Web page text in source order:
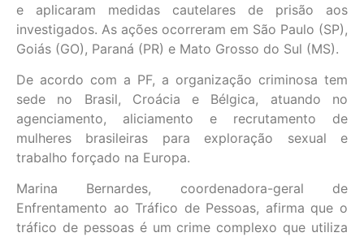
e aplicaram medidas cautelares de prisão aos
investigados. As ações ocorreram em São Paulo (SP),
Goiás (GO), Paraná (PR) e Mato Grosso do Sul (MS).
De acordo com a PF, a organização criminosa tem
sede no Brasil, Croácia e Bélgica, atuando no
agenciamento, aliciamento e recrutamento de
mulheres brasileiras para exploração sexual e
trabalho forçado na Europa.
Marina Bernardes, coordenadora-geral de
Enfrentamento ao Tráfico de Pessoas, afirma que o
tráfico de pessoas é um crime complexo que utiliza